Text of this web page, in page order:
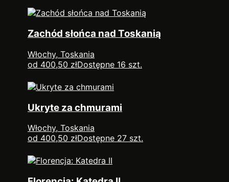
Zachód słońca nad Toskanią
Włochy, Toskania
od 400,50 złDostępne 16 szt.
Ukryte za chmurami
Włochy, Toskania
od 400,50 złDostępne 27 szt.